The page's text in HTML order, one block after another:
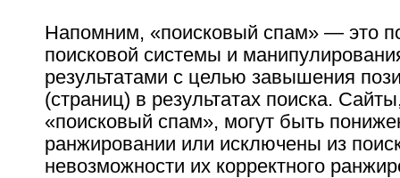
Напомним, «поисковый спам» — это
поисковой системы и
результатами с целью завышения
(страниц) в результатах поиска.
«поисковый спам», могут быть
ранжировании или исключены из
невозможности их корректного